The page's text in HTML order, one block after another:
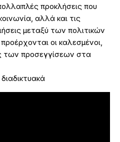
προκλήσεις που
αλλά και τις
μεταξύ των πολιτικών
οι καλεσμένοι,
των προσεγγίσεων στα